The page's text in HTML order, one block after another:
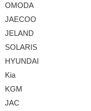
OMODA
JAECOO
JELAND
SOLARIS
HYUNDAI
Kia
KGM
JAC